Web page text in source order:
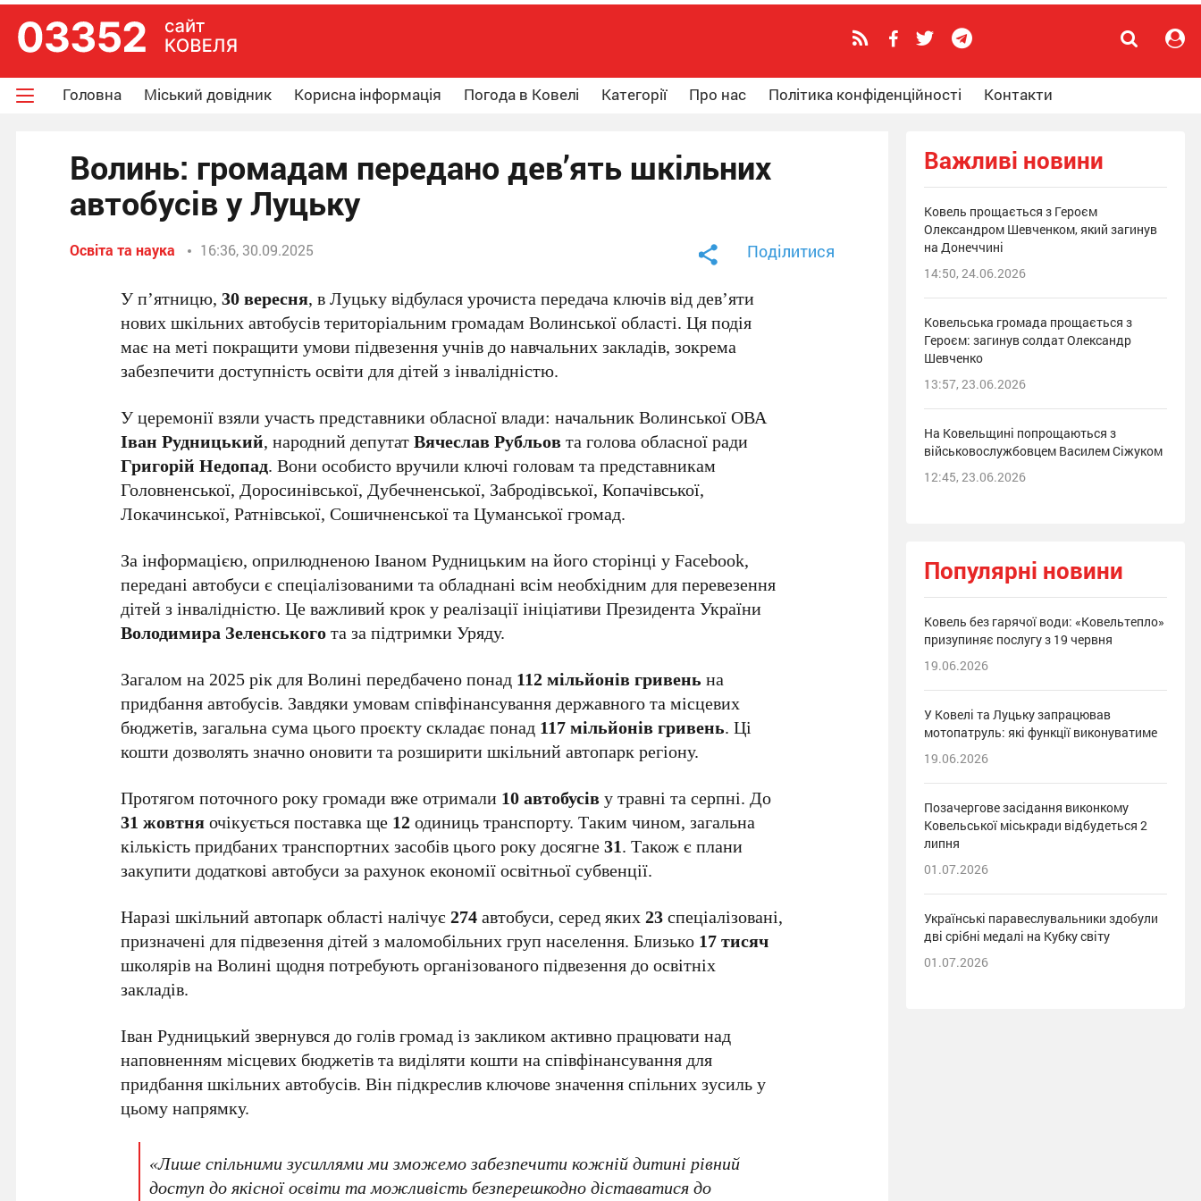
Головна Міський довідник Корисна інформація Погода в Ковелі Категорії Про нас Політика конфіденційності Контакти
Волинь: громадам передано дев’ять шкільних
автобусів у Луцьку
Освіта та наука 16:36, 30.09.2025 Поділитися
У п’ятницю,30 вересня, в Луцьку відбулася урочиста передача ключів від дев’яти
нових шкільних автобусів територіальним громадам Волинської області. Ця подія
має на меті покращити умови підвезення учнів до навчальних закладів, зокрема
забезпечити доступність освіти для дітей з інвалідністю.
У церемонії взяли участь представники обласної влади: начальник Волинської ОВА
Іван Рудницький, народний депутатВячеслав Рубльовта голова обласної ради
Григорій Недопад. Вони особисто вручили ключі головам та представникам
Головненської, Доросинівської, Дубечненської, Забродівської, Копачівської,
Локачинської, Ратнівської, Сошичненської та Цуманської громад.
За інформацією, оприлюдненою Іваном Рудницьким на його сторінці у Facebook,
передані автобуси є спеціалізованими та обладнані всім необхідним для перевезення
дітей з інвалідністю. Це важливий крок у реалізації ініціативи Президента України
Володимира Зеленськогота за підтримки Уряду.
Загалом на 2025 рік для Волині передбачено понад 112 мільйонів гривень на
придбання автобусів. Завдяки умовам співфінансування державного та місцевих
бюджетів, загальна сума цього проєкту складає понад 117 мільйонів гривень. Ці
кошти дозволять значно оновити та розширити шкільний автопарк регіону.
Протягом поточного року громади вже отримали 10 автобусіву травні та серпні. До
31 жовтняочікується поставка ще 12одиниць транспорту. Таким чином, загальна
кількість придбаних транспортних засобів цього року досягне31. Також є плани
закупити додаткові автобуси за рахунок економії освітньої субвенції.
Наразі шкільний автопарк області налічує274автобуси, серед яких23спеціалізовані,
призначені для підвезення дітей з маломобільних груп населення. Близько 17 тисяч
школярів на Волині щодня потребують організованого підвезення до освітніх
закладів.
Іван Рудницький звернувся до голів громад із закликом активно працювати над
наповненням місцевих бюджетів та виділяти кошти на співфінансування для
придбання шкільних автобусів. Він підкреслив ключове значення спільних зусиль у
цьому напрямку.
«Лише спільними зусиллями ми зможемо забезпечити кожній дитині рівний
доступ до якісної освіти та можливість безперешкодно діставатися до
Важливі новини
Ковель прощається з Героєм
Олександром Шевченком, який загинув
на Донеччині
14:50, 24.06.2026
Ковельська громада прощається з
Героєм: загинув солдат Олександр
Шевченко
13:57, 23.06.2026
На Ковельщині попрощаються з
військовослужбовцем Василем Сіжуком
12:45, 23.06.2026
Популярні новини
Ковель без гарячої води: «Ковельтепло»
призупиняє послугу з 19 червня
19.06.2026
У Ковелі та Луцьку запрацював
мотопатруль: які функції виконуватиме
19.06.2026
Позачергове засідання виконкому
Ковельської міськради відбудеться 2
липня
01.07.2026
Українські паравеслувальники здобули
дві срібні медалі на Кубку світу
01.07.2026